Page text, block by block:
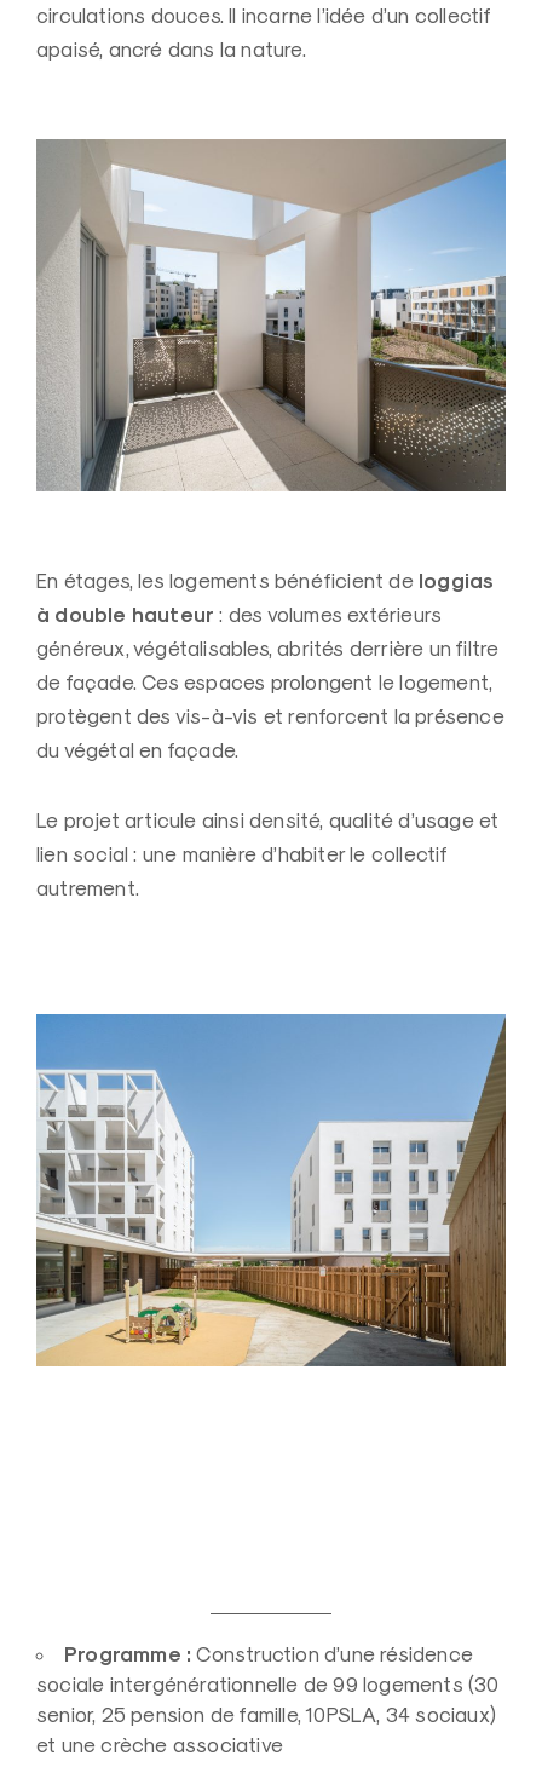
circulations douces. Il incarne l’idée d’un collectif
apaisé, ancré dans la nature.
En étages, les logements bénéficient de loggias
à double hauteur : des volumes extérieurs
généreux, végétalisables, abrités derrière un filtre
de façade. Ces espaces prolongent le logement,
protègent des vis-à-vis et renforcent la présence
du végétal en façade.
Le projet articule ainsi densité, qualité d’usage et
lien social : une manière d’habiter le collectif
autrement.
Programme : Construction d’une résidence
sociale intergénérationnelle de 99 logements (30
senior, 25 pension de famille, 10PSLA, 34 sociaux)
et une crèche associative